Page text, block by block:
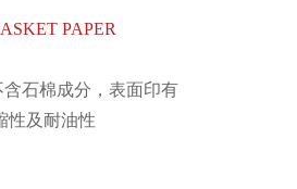
PAPER
石棉成分，表面印有
性及耐油性